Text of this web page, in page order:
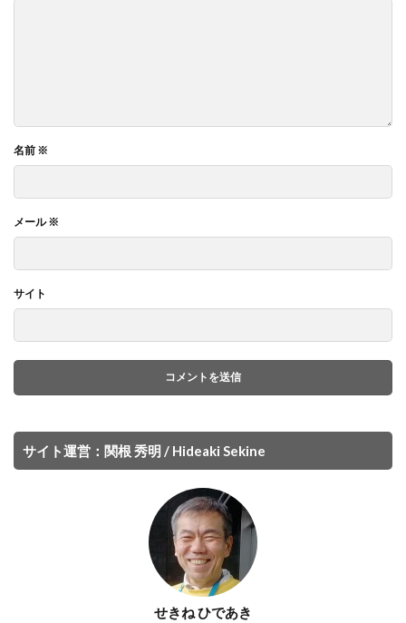
名前 ※
メール※
サイト
サイト運営：関根 秀明 / Hideaki Sekine
せきね ひであき